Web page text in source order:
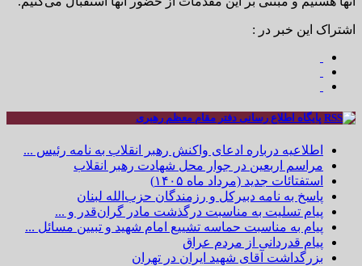
اشتراک این خبر در :
پایگاه اطلاع رسانی دفتر مقام معظم رهبری
اطلاعیه درباره ادعای واکنش رهبر انقلاب به نامه رئیس ...
مراسم اربعین در جوار محل شهادت رهبر انقلاب
استفتائات جدید (مرداد ماه ۱۴۰۵)
پاسخ به نامه دبیرکل و رزمندگان حزب‌الله لبنان
پیام تسلیت به مناسبت درگذشت مادر گران‌قدر و ...
پیام به مناسبت حماسه تشییع امام شهید و تبیین مسائل ...
پیام قدردانی از مردم عراق
بزرگداشت آقای شهید ایران در تهران